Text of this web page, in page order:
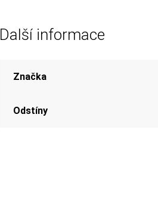
Další informace
Značka
Odstíny